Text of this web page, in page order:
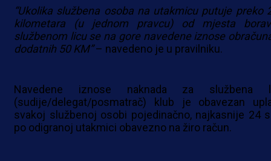
“Ukolika službena osoba na utakmicu putuje preko
kilometara (u jednom pravcu) od mjesta
službenom licu se na gore navedene iznose
dodatnih 50 KМ”– navedeno je u pravilniku.
Navedene iznose naknada za službena
(sudije/delegat/posmatrač) klub je obavezan
svakoj službenoj osobi pojedinačno, najkasnije 24
po odigranoj utakmici obavezno na žiro račun.